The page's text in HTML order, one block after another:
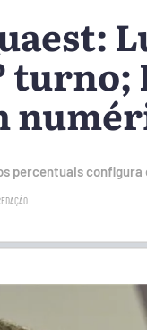
percentuais